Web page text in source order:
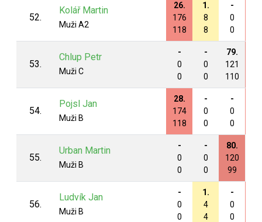
52.
Kolář Martin
Muži A2
26.
176
118
1.
8
8
-
0
0
53.
Chlup Petr
Muži C
-
0
0
-
0
0
79.
121
110
54.
Pojsl Jan
Muži B
28.
174
118
-
0
0
-
0
0
55.
Urban Martin
Muži B
-
0
0
-
0
0
80.
120
99
56.
Ludvík Jan
Muži B
-
0
0
1.
4
4
-
0
0